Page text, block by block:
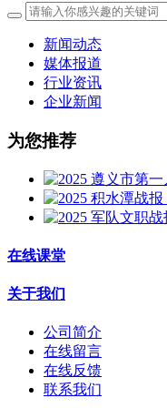
新闻动态
媒体报道
行业资讯
企业新闻
为您推荐
在线课堂
关于我们
公司简介
在线留言
在线反馈
联系我们